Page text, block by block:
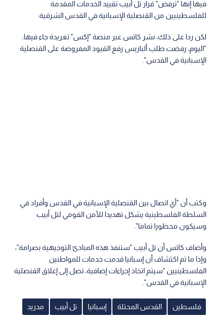
فيها إنها "ترفض" قرار تل أبيب تقييد الخدمات المقدمة
للفلسطينيين من القنصلية الإسبانية في القدس الشرقية.
لكن ردا على ذلك، نشر كاتس عبر منصة "إكس" تغريدة جاء فيها:
"اليوم، رفضت طلب ألباريس رفع القيود المفروضة على القنصلية
الإسبانية في القدس".
وكتب أن "أي اتصال بين القنصلية الإسبانية في القدس وأفراد في
السلطة الفلسطينية يشكل تهديدا للأمن القومي لتل أبيب
وسيكون محظورا تماما".
وأضاف كاتس أن تل أبيب "ستنفذ هذه المبادئ التوجيهية بصرامة"،
وإذا ما تم اكتشاف أن إسبانيا قدمت خدمات للمواطنين
الفلسطينيين "سيتم اتخاذ إجراءات إضافية، تصل إلى إغلاق القنصلية
الإسبانية في القدس".
فلسطين القدس المحتلة إسبانيا تل أبيب مدريد